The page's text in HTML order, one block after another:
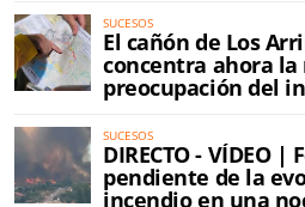
SUCESOS
El cañón de Los
concentra ahora la
preocupación del
SUCESOS
DIRECTO - VÍDEO |
pendiente de la
incendio en una